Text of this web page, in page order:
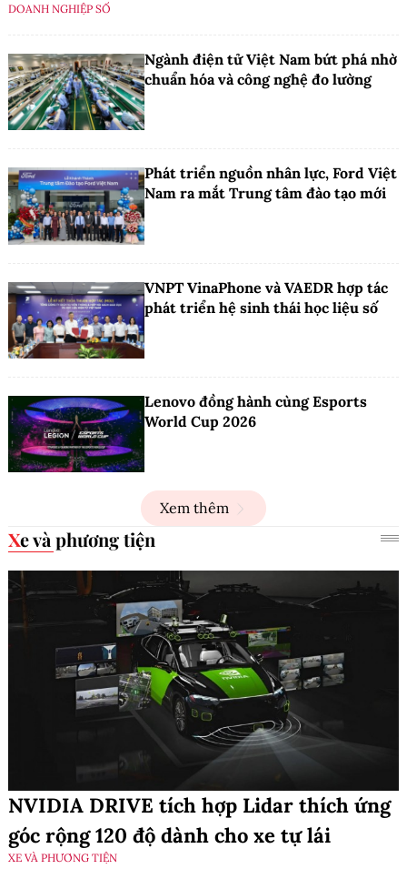
DOANH NGHIỆP SỐ
Ngành điện tử Việt Nam bứt phá nhờ
chuẩn hóa và công nghệ đo lường
Phát triển nguồn nhân lực, Ford Việt
Nam ra mắt Trung tâm đào tạo mới
VNPT VinaPhone và VAEDR hợp tác
phát triển hệ sinh thái học liệu số
Lenovo đồng hành cùng Esports
World Cup 2026
Xem thêm
Xe và phương tiện
NVIDIA DRIVE tích hợp Lidar thích ứng
góc rộng 120 độ dành cho xe tự lái
XE VÀ PHƯƠNG TIỆN